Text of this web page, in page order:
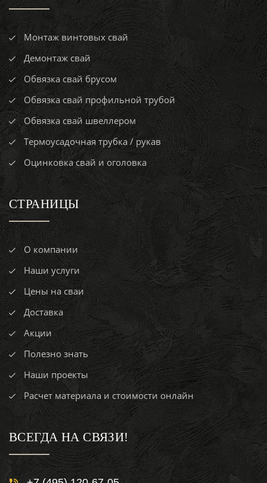
Монтаж винтовых свай
Демонтаж свай
Обвязка свай брусом
Обвязка свай профильной трубой
Обвязка свай швеллером
Термоусадочная трубка / рукав
Оцинковка свай и оголовка
СТРАНИЦЫ
О компании
Наши услуги
Цены на сваи
Доставка
Акции
Полезно знать
Наши проекты
Расчет материала и стоимости онлайн
ВСЕГДА НА СВЯЗИ!